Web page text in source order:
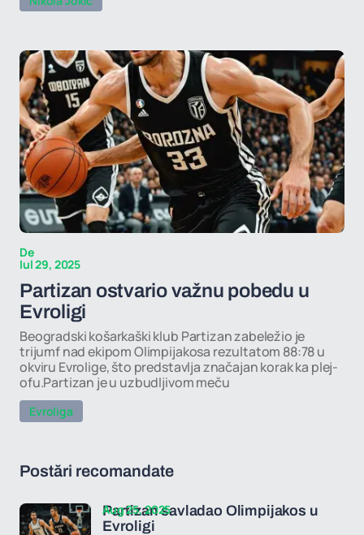
De
Iul 29, 2025
Partizan ostvario važnu pobedu u
Evroligi
Beogradski košarkaški klub Partizan zabeležio je
trijumf nad ekipom Olimpijakosa rezultatom 88:78 u
okviru Evrolige, što predstavlja značajan korak ka plej-
ofu.Partizan je u uzbudljivom meču
Evroliga
Postări recomandate
Partizan savladao Olimpijakos u
Evroligi
Aug 25, 2025